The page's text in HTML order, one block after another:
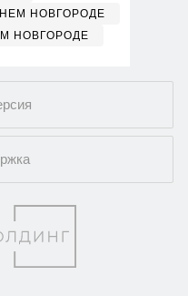
НОВГОРОДЕ
НОВГОРОДЕ